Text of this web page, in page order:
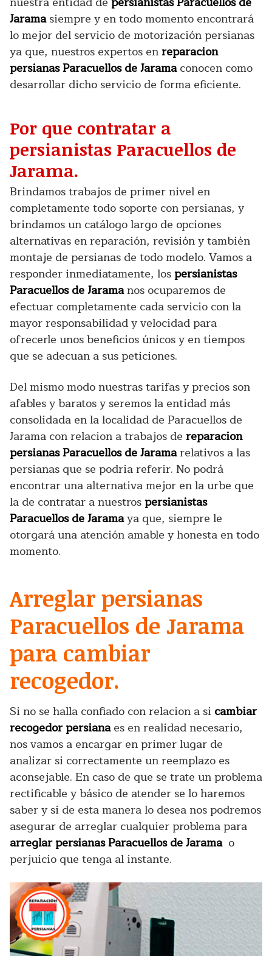
Jaramasiempre y en todo momento encontrará
lo mejor del servicio de motorización persianas
ya que, nuestros expertos enreparacion
persianas Paracuellos de Jaramaconocen como
desarrollar dicho servicio de forma eficiente.
Por que contratar a
persianistas Paracuellos de
Jarama.
Brindamos trabajos de primer nivel en
completamente todo soporte con persianas, y
brindamos un catálogo largo de opciones
alternativas en reparación, revisión y también
montaje de persianas de todo modelo. Vamos a
responder inmediatamente, lospersianistas
Paracuellos de Jaramanos ocuparemos de
efectuar completamente cada servicio con la
mayor responsabilidad y velocidad para
ofrecerle unos beneficios únicos y en tiempos
que se adecuan a sus peticiones.
Del mismo modo nuestras tarifas y precios son
afables y baratos y seremos la entidad más
consolidada en la localidad de Paracuellos de
Jarama con relacion a trabajos de reparacion
persianas Paracuellos de Jaramarelativos a las
persianas que se podria referir. No podrá
encontrar una alternativa mejor en la urbe que
la de contratar a nuestrospersianistas
Paracuellos de Jaramaya que, siempre le
otorgará una atención amable y honesta en todo
momento.
Arreglar persianas
Paracuellos de Jarama
para cambiar
recogedor.
Si no se halla confiado con relacion a si cambiar
recogedor persianaes en realidad necesario,
nos vamos a encargar en primer lugar de
analizar si correctamente un reemplazo es
aconsejable. En caso de que se trate un problema
rectificable y básico de atender se lo haremos
saber y si de esta manera lo desea nos podremos
asegurar de arreglar cualquier problema para
arreglar persianas Paracuellos de Jarama o
perjuicio que tenga al instante.